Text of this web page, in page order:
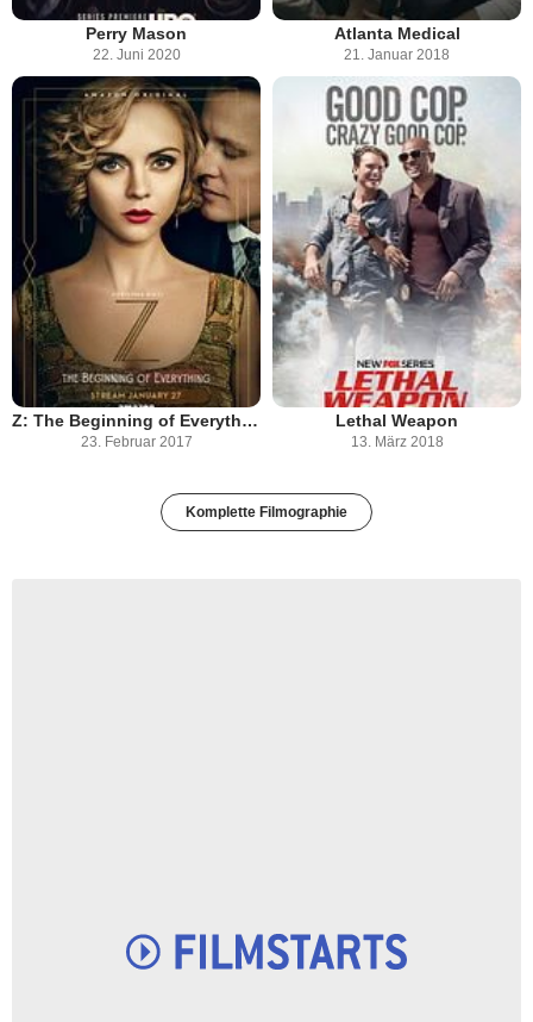
Perry Mason
22. Juni 2020
Atlanta Medical
21. Januar 2018
Z: The Beginning of Everything
23. Februar 2017
Lethal Weapon
13. März 2018
Komplette Filmographie